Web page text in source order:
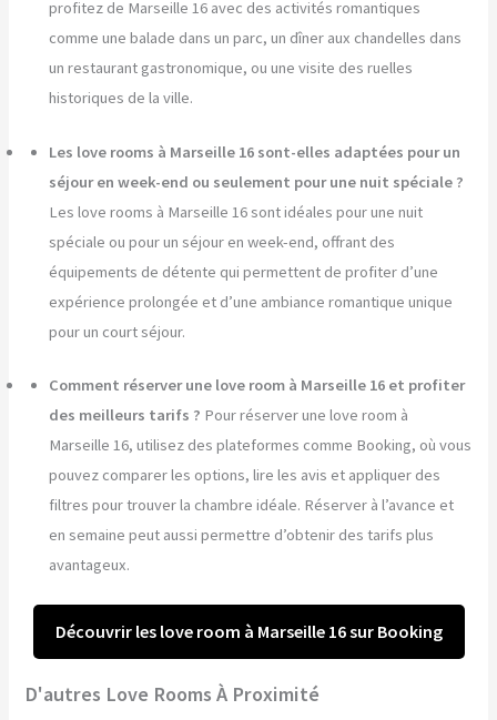
profitez de Marseille 16 avec des activités romantiques
comme une balade dans un parc, un dîner aux chandelles dans
un restaurant gastronomique, ou une visite des ruelles
historiques de la ville.
Les love rooms à Marseille 16 sont-elles adaptées pour un
séjour en week-end ou seulement pour une nuit spéciale ?
Les love rooms à Marseille 16 sont idéales pour une nuit
spéciale ou pour un séjour en week-end, offrant des
équipements de détente qui permettent de profiter d’une
expérience prolongée et d’une ambiance romantique unique
pour un court séjour.
Comment réserver une love room à Marseille 16 et profiter
des meilleurs tarifs ? Pour réserver une love room à
Marseille 16, utilisez des plateformes comme Booking, où vous
pouvez comparer les options, lire les avis et appliquer des
filtres pour trouver la chambre idéale. Réserver à l’avance et
en semaine peut aussi permettre d’obtenir des tarifs plus
avantageux.
Découvrir les love room à Marseille 16 sur Booking
D'autres Love Rooms À Proximité